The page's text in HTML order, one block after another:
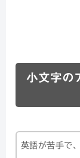
小文字の
英語が苦手で